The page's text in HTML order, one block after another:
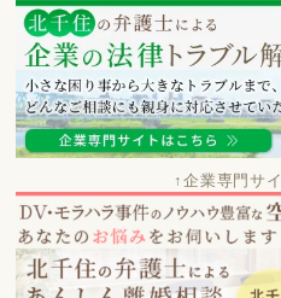
↑企業専門サ